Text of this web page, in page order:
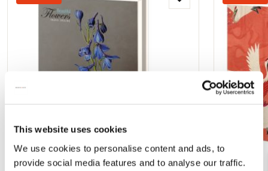
This website uses cookies
We use cookies to personalise content and ads, to
provide social media features and to analyse our traffic.
Toevoegen